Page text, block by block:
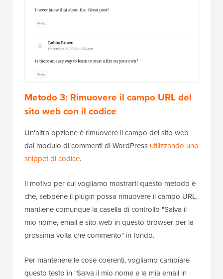
Metodo 3: Rimuovere il campo URL del
sito web con il codice
Un'altra opzione è rimuovere il campo del sito web
dal modulo di commenti di WordPress utilizzando uno
snippet di codice.
Il motivo per cui vogliamo mostrarti questo metodo è
che, sebbene il plugin possa rimuovere il campo URL,
mantiene comunque la casella di controllo "Salva il
mio nome, email e sito web in questo browser per la
prossima volta che commento" in fondo.
Per mantenere le cose coerenti, vogliamo cambiare
questo testo in "Salva il mio nome e la mia email in